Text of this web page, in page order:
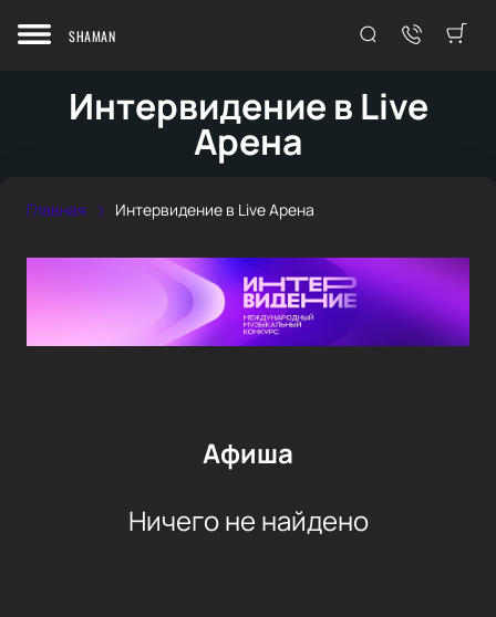
SHAMAN
Интервидение в Live
Арена
Главная Интервидение в Live Арена
Афиша
Ничего не найдено